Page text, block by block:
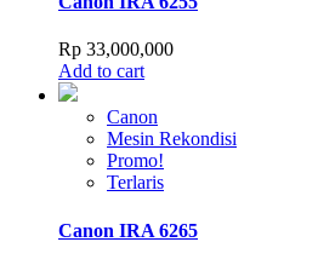
Rp 33,000,000
Add to cart
Canon
Mesin Rekondisi
Promo!
Terlaris
Canon IRA 6265